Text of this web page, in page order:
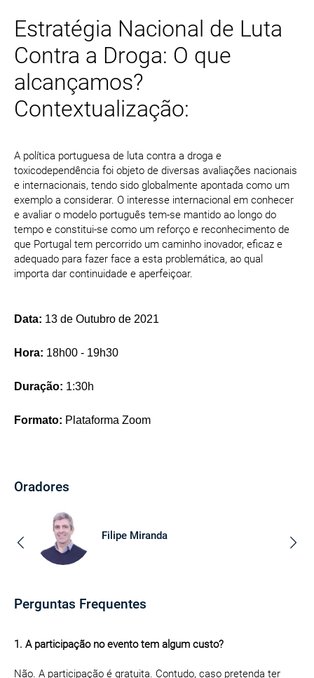
Estratégia Nacional de Luta
Contra a Droga: O que
alcançamos?
Contextualização:
A política portuguesa de luta contra a droga e
toxicodependência foi objeto de diversas avaliações nacionais
e internacionais, tendo sido globalmente apontada como um
exemplo a considerar. O interesse internacional em conhecer
e avaliar o modelo português tem-se mantido ao longo do
tempo e constitui-se como um reforço e reconhecimento de
que Portugal tem percorrido um caminho inovador, eficaz e
adequado para fazer face a esta problemática, ao qual
importa dar continuidade e aperfeiçoar.
Data: 13 de Outubro de 2021
Hora: 18h00 - 19h30
Duração: 1:30h
Formato: Plataforma Zoom
Oradores
Filipe Miranda
Perguntas Frequentes
1. A participação no evento tem algum custo?
Não. A participação é gratuita. Contudo, caso pretenda ter